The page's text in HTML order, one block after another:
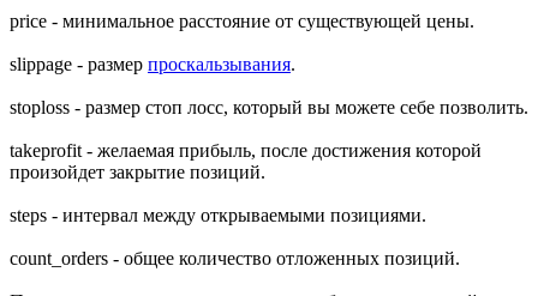
price - минимальное расстояние от существующей цены.
slippage - размер проскальзывания.
stoploss - размер стоп лосс, который вы можете себе позволить.
takeprofit - желаемая прибыль, после достижения которой
произойдет закрытие позиций.
steps - интервал между открываемыми позициями.
count_orders - общее количество отложенных позиций.